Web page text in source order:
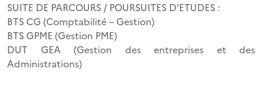
SUITE DE PARCOURS / POURSUITES D’ETUDES :
BTS CG (Comptabilité – Gestion)
BTS GPME (Gestion PME)
DUT GEA (Gestion des entreprises et des
Administrations)